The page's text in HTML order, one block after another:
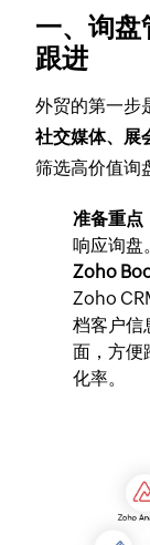
一、询盘
跟进
外贸的第一步
社交媒体、展
筛选高价值询
准备重点
响应询盘。
Zoho
Zoho
档客户信
面，方便
化率。